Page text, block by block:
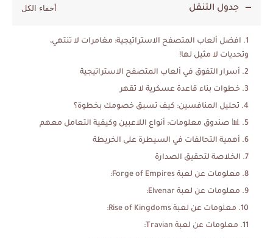
جدول التنقل
افضل ألعاب المتصفح الاستراتيجية: مغامرات لا تنتهي،
وتحديات لا مثيل لها!
أسرار التفوق في ألعاب المتصفح الاستراتيجية
خطوات بناء قاعدة عسكرية لا تقهر
تحليل المنافسين: كيف تسبق خصومك بخطوة؟
📊 صندوق معلومات: أنواع اللاعبين وكيفية التعامل معهم
أهمية التحالفات في السيطرة على الخريطة
الخلاصة لتحقيق الصدارة
معلومات عن لعبة Forge of Empires:
معلومات عن لعبة Elvenar:
معلومات عن لعبة Rise of Kingdoms:
معلومات عن لعبة Travian: